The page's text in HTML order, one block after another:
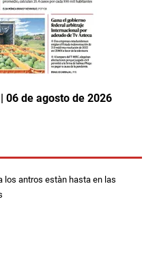
06 de agosto de 2026
los antros estàn hasta en las